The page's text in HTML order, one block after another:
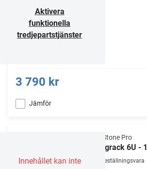
Aktivera
funktionella
tredjepartstjänster
3 790 kr
Jämför
Innehållet kan inte
NorStone Pro
Väggrack 6U -
Beställningsvara